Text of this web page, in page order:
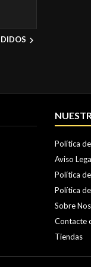

Política
Aviso
Política
Política
Sobre
Contacte
Tiendas